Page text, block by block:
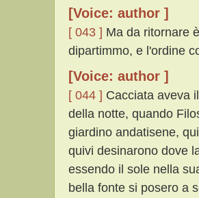
[Voice: author ]
[ 043 ] Ma da ritornare
dipartimmo, e l'ordine
[Voice: author ]
[ 044 ] Cacciata aveva
della notte, quando
giardino andatisene,
quivi desinarono dove
essendo il sole nella
bella fonte si posero a